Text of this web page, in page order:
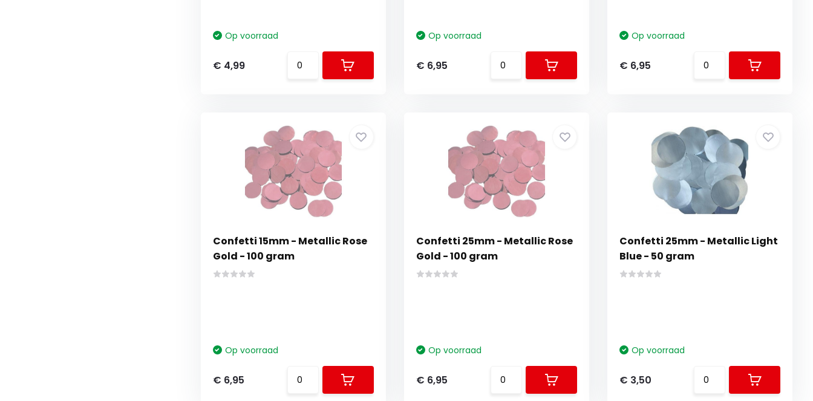
Op voorraad
€ 4,99
Op voorraad
€ 6,95
Op voorraad
€ 6,95
Confetti 15mm - Metallic Rose
Gold - 100 gram
Op voorraad
€ 6,95
Confetti 25mm - Metallic Rose
Gold - 100 gram
Op voorraad
€ 6,95
Confetti 25mm - Metallic Light
Blue - 50 gram
Op voorraad
€ 3,50